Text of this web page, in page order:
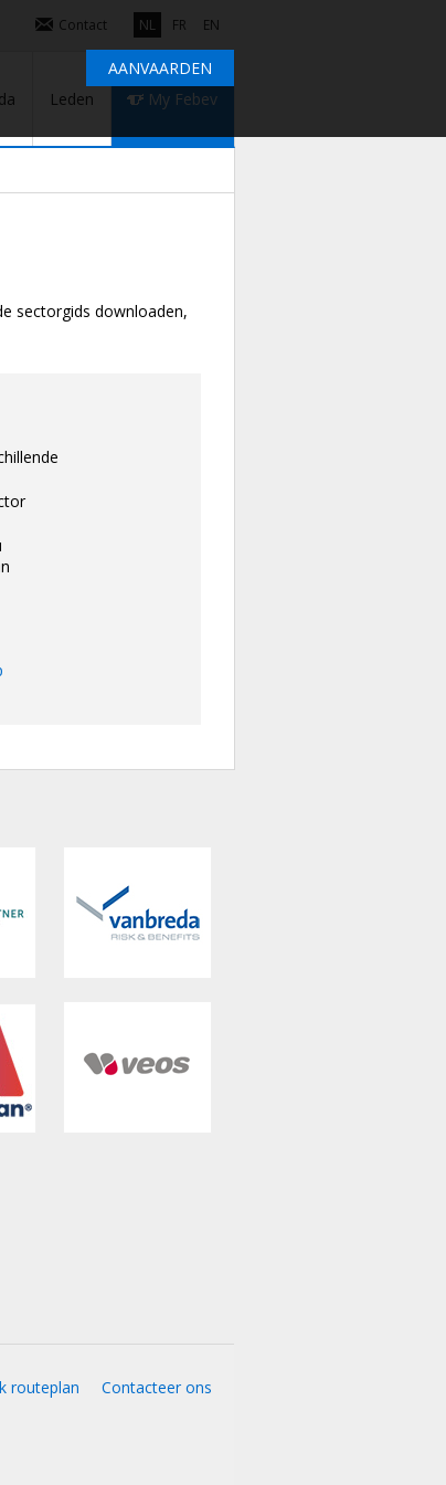
Contact NL FR EN
Leden My Febev
sectorgids downloaden,
routeplan Contacteer ons
AANVAARDEN